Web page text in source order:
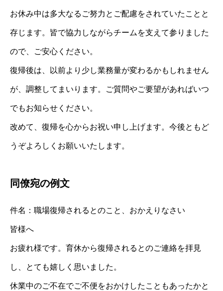
お休み中は多大なるご努力とご配慮をされていたことと
存じます。皆で協力しながらチームを支えて参りました
ので、ご安心ください。
復帰後は、以前より少し業務量が変わるかもしれません
が、調整してまいります。ご質問やご要望があればいつ
でもお知らせください。
改めて、復帰を心からお祝い申し上げます。今後ともど
うぞよろしくお願いいたします。
同僚宛の例文
件名：職場復帰されるとのこと、おかえりなさい
皆様へ
お疲れ様です。育休から復帰されるとのご連絡を拝見
し、とても嬉しく思いました。
休業中のご不在でご不便をおかけしたこともあったかと